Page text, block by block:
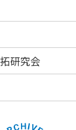
研究会